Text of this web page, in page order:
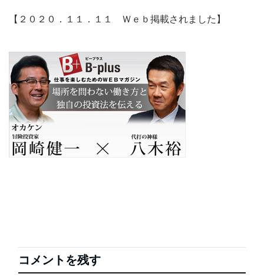
【２０２０．１１．１１ Ｗｅｂ掲載されました】
コメントを残す